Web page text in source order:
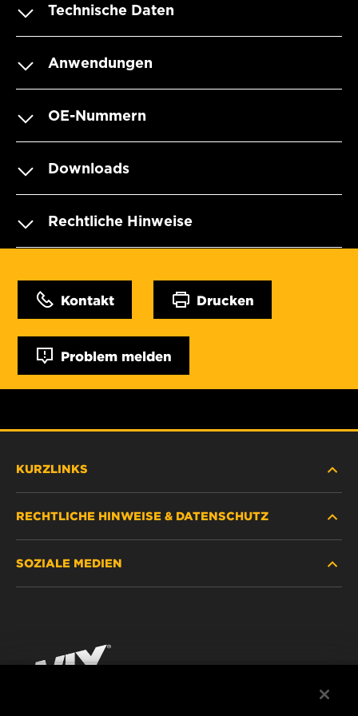
Technische Daten
Anwendungen
OE-Nummern
Downloads
Rechtliche Hinweise
Kontakt Drucken
Problem melden
KURZLINKS
HÄNDLERSUCHE
KONTAKT
RECHTLICHE HINWEISE & DATENSCHUTZ
IMPRESSUM
SOZIALE MEDIEN
YouTube